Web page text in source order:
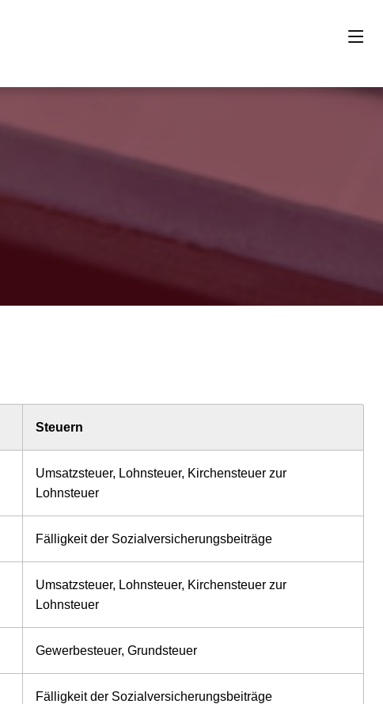
Steuern
Umsatzsteuer, Lohnsteuer, Kirchensteuer zur
Lohnsteuer
Fälligkeit der Sozialversicherungsbeiträge
Umsatzsteuer, Lohnsteuer, Kirchensteuer zur
Lohnsteuer
Gewerbesteuer, Grundsteuer
Fälligkeit der Sozialversicherungsbeiträge